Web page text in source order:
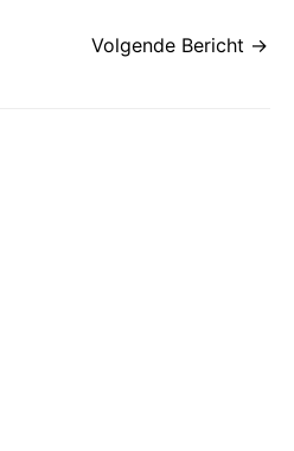
Volgende Bericht →